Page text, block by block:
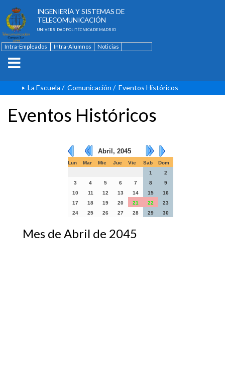
INGENIERÍA Y SISTEMAS DE
TELECOMUNICACIÓN
UNIVERSIDAD POLITÉCNICA DE MADRID
Intra-Empleados Intra-Alumnos
Noticias
La Escuela / Comunicación / Eventos Históricos
Eventos Históricos
Abril, 2045
Lun Mar Mie Jue Vie Sab
Dom
1
2
3
4 5 6 7 8
9
10
11 12 13 14 15
16
17
18 19 20 21 22
23
24
25 26 27 28 29 30
Mes de Abril de 2045